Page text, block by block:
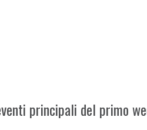
principali del primo